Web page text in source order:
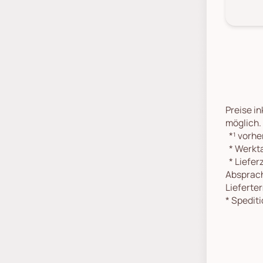
Preise
möglich.
*¹
*
*
*